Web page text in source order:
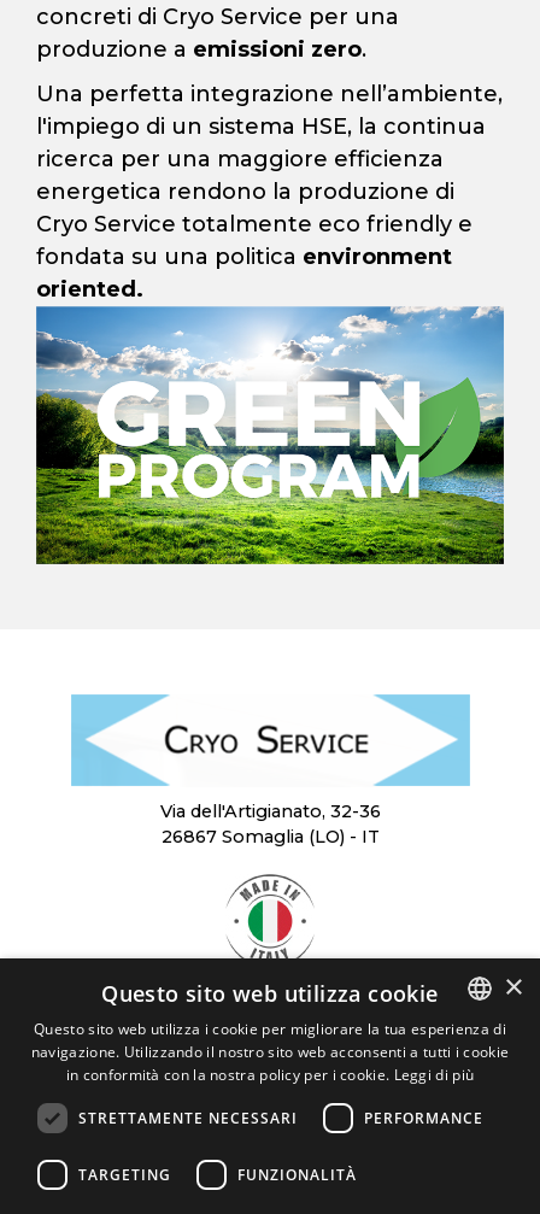
concreti di Cryo Service per una
produzione a emissioni zero.
Una perfetta integrazione nell’ambiente,
l'impiego di un sistema HSE, la continua
ricerca per una maggiore efficienza
energetica rendono la produzione di
Cryo Service totalmente eco friendly e
fondata su una politica environment
oriented.
Via dell'Artigianato, 32-36
26867 Somaglia (LO) - IT
SCARICA
LA BROCHURE
CRYO SERVICE
REA: LO - 1454309
ITALIAN
×
Questo sito web utilizza cookie
Questo sito web utilizza i cookie per migliorare la tua esperienza di
navigazione. Utilizzando il nostro sito web acconsenti a tutti i cookie
in conformità con la nostra policy per i cookie. Leggi di più
STRETTAMENTE NECESSARI PERFORMANCE
TARGETING FUNZIONALITÀ